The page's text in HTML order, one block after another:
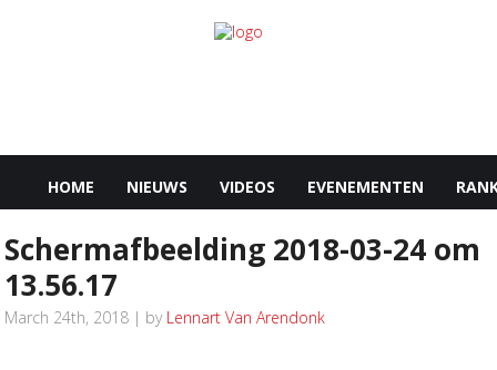
HOME NIEUWS VIDEOS EVENEMENTEN
Schermafbeelding 2018-03-24 om
13.56.17
March 24th, 2018 | by Lennart Van Arendonk